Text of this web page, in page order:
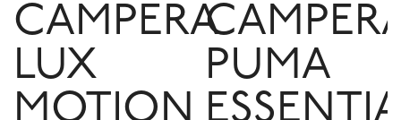
CAMPERA
LUX
MOTION
PUMA